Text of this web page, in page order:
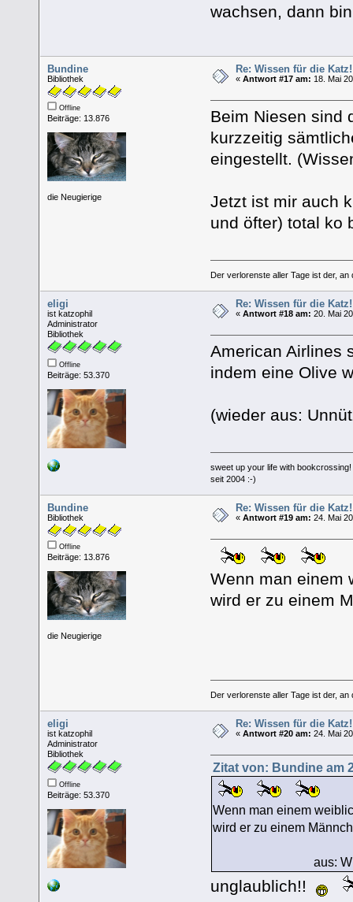
wachsen, dann
Bundine
Bibliothek
Offline
Beiträge: 13.876
die Neugierige
Re: Wissen für die Katz!
«Antwort #17 am: 18. Mai
Beim Niesen sind
kurzzeitig
eingestellt.
Jetzt ist mir auch
und öfter) total ko
Der verlorenste aller Tage ist der,
eligi
ist katzophil
Administrator
Bibliothek
Offline
Beiträge: 53.370
Re: Wissen für die Katz!
«Antwort #18 am: 20. Mai
American Airlines
indem eine Olive
(wieder aus:
sweet up your life with bookcrossing!
seit 2004 :-)
Bundine
Bibliothek
Offline
Beiträge: 13.876
die Neugierige
Re: Wissen für die Katz!
«Antwort #19 am: 24. Mai
Wenn man einem
wird er zu einem
Der verlorenste aller Tage ist der,
eligi
ist katzophil
Administrator
Bibliothek
Offline
Beiträge: 53.370
Re: Wissen für die Katz!
«Antwort #20 am: 24. Mai
Zitat von: Bundine am
Wenn man einem
wird er zu einem
aus: Wissen
unglaublich!!